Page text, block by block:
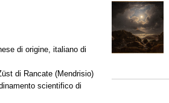
di origine, italiano di
di Rancate (Mendrisio)
scientifico di